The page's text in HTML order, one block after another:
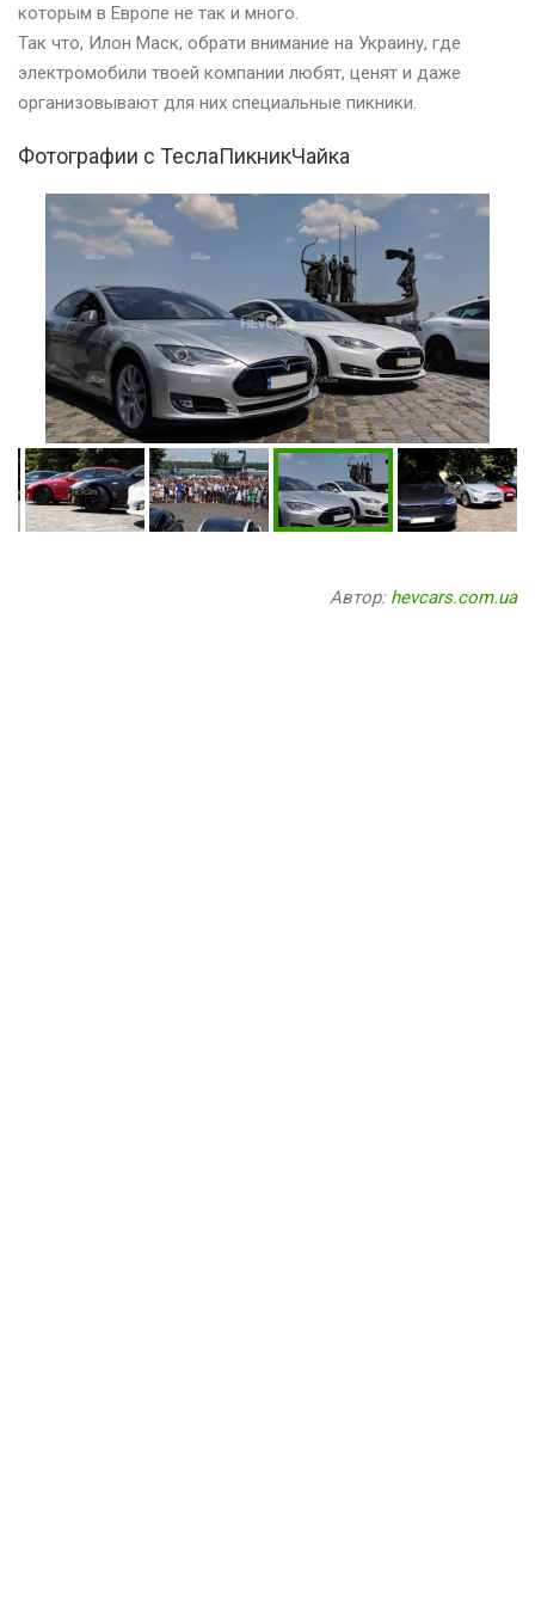
которым в Европе не так и много.
Так что, Илон Маск, обрати внимание на Украину, где
электромобили твоей компании любят, ценят и даже
организовывают для них специальные пикники.
Фотографии с ТеслаПикникЧайка
Автор: hevcars.com.ua